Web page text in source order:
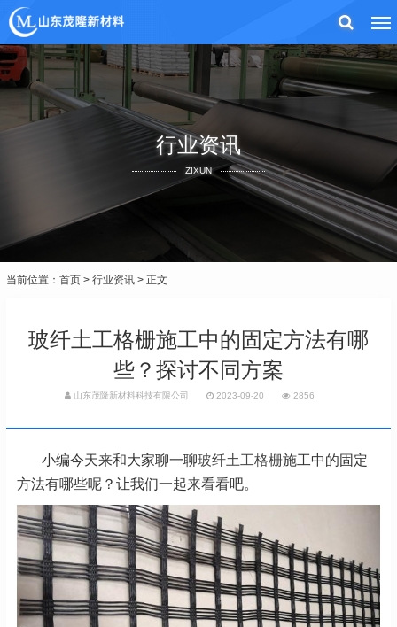
行业资讯
ZIXUN
当前位置： 首页 > 行业资讯 > 正文
玻纤土工格栅施工中的固定方法有哪
些？探讨不同方案
山东茂隆新材料科技有限公司 2023-09-20 2856
小编今天来和大家聊一聊玻纤土工格栅施工中的固定
方法有哪些呢？让我们一起来看看吧。